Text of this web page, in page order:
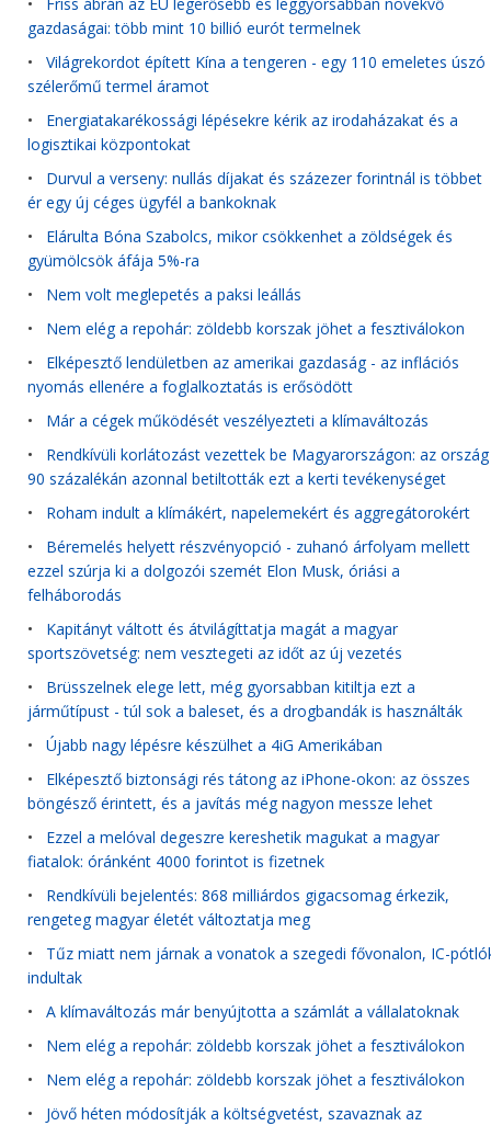
gazdaságai: több mint 10 billió eurót termelnek
• Világrekordot épített Kína a tengeren - egy 110 emeletes úszó
szélerőmű termel áramot
• Energiatakarékossági lépésekre kérik az irodaházakat és a
logisztikai központokat
• Durvul a verseny: nullás díjakat és százezer forintnál is többet
ér egy új céges ügyfél a bankoknak
• Elárulta Bóna Szabolcs, mikor csökkenhet a zöldségek és
gyümölcsök áfája 5%-ra
• Nem volt meglepetés a paksi leállás
• Nem elég a repohár: zöldebb korszak jöhet a fesztiválokon
• Elképesztő lendületben az amerikai gazdaság - az inflációs
nyomás ellenére a foglalkoztatás is erősödött
• Már a cégek működését veszélyezteti a klímaváltozás
• Rendkívüli korlátozást vezettek be Magyarországon: az ország
90 százalékán azonnal betiltották ezt a kerti tevékenységet
• Roham indult a klímákért, napelemekért és aggregátorokért
• Béremelés helyett részvényopció - zuhanó árfolyam mellett
ezzel szúrja ki a dolgozói szemét Elon Musk, óriási a
felháborodás
• Kapitányt váltott és átvilágíttatja magát a magyar
sportszövetség: nem vesztegeti az időt az új vezetés
• Brüsszelnek elege lett, még gyorsabban kitiltja ezt a
járműtípust - túl sok a baleset, és a drogbandák is használták
• Újabb nagy lépésre készülhet a 4iG Amerikában
• Elképesztő biztonsági rés tátong az iPhone-okon: az összes
böngésző érintett, és a javítás még nagyon messze lehet
• Ezzel a melóval degeszre kereshetik magukat a magyar
fiatalok: óránként 4000 forintot is fizetnek
• Rendkívüli bejelentés: 868 milliárdos gigacsomag érkezik,
rengeteg magyar életét változtatja meg
• Tűz miatt nem járnak a vonatok a szegedi fővonalon, IC-
indultak
• A klímaváltozás már benyújtotta a számlát a vállalatoknak
• Nem elég a repohár: zöldebb korszak jöhet a fesztiválokon
• Nem elég a repohár: zöldebb korszak jöhet a fesztiválokon
• Jövő héten módosítják a költségvetést, szavaznak az